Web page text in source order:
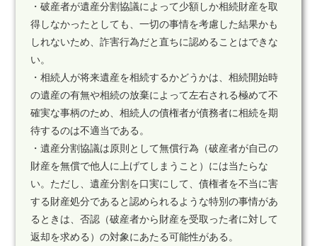
・破産者が遺産分割協議によって少額しか相続財産を取
得しなかったとしても、一切の事情を考慮した結果かも
しれないため、詐害行為だと直ちに認めることはできな
い。
・相続人が将来遺産を相続するかどうかは、相続開始時
の遺産の有無や相続の放棄によって左右される極めて不
確実な事柄のため、相続人の債権者が債務者に相続を期
待するのは不適当である。
・遺産分割協議は原則として無償行為（破産者が自己の
財産を無償で他人に上げてしまうこと）には当たらな
い。ただし、遺産分割を口実にして、債権者を不当に害
する財産処分であると認められるような特別の事情があ
るときは、否認（破産者から財産を受取った者に対して
返却を求める）の対象にあたる可能性がある。